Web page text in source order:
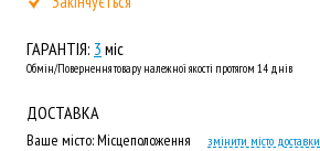
ГАРАНТІЯ: 3 міс
Обмін/Повернення товару належної якості протягом 14 днів
ДОСТАВКА
Ваше місто:Місцеположення змінити місто доставки